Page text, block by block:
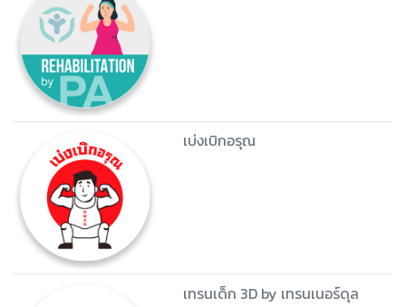
เบ่งเบิกอรุณ
เทรนเด็ก 3D by เทรนเนอร์ดุล